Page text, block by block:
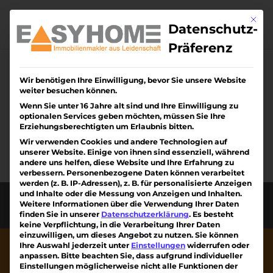
content
Keine Ergebnisse
gefunden
Die angefragte Seite konnte nicht gefunden
werden. Verfeinern Sie Ihre Suche oder
verwenden Sie die Navigation oben, um den
Beitrag zu finden.
Diese Webseite wurde erstellt von Kreativiteam
am Kaiserstuhl mit ❤
Mit
Datenschutz-
Präferenz
Wir benötigen Ihre Einwilligung, bevor Sie unsere Website
weiter besuchen können.
Wenn Sie unter 16 Jahre alt sind und Ihre Einwilligung zu
optionalen Services geben möchten, müssen Sie Ihre
Erziehungsberechtigten um Erlaubnis bitten.
Wir verwenden Cookies und andere Technologien auf
unserer Website. Einige von ihnen sind essenziell, während
andere uns helfen, diese Website und Ihre Erfahrung zu
verbessern. Personenbezogene Daten können verarbeitet
werden (z. B. IP-Adressen), z. B. für personalisierte Anzeigen
und Inhalte oder die Messung von Anzeigen und Inhalten.
Weitere Informationen über die Verwendung Ihrer Daten
finden Sie in unserer Datenschutzerklärung. Es besteht
keine Verpflichtung, in die Verarbeitung Ihrer Daten
einzuwilligen, um dieses Angebot zu nutzen. Sie können
Ihre Auswahl jederzeit unter Einstellungen widerrufen oder
anpassen. Bitte beachten Sie, dass aufgrund individueller
Einstellungen möglicherweise nicht alle Funktionen der